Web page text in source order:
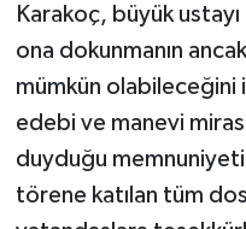
Karakoç, büyük
ona dokunmanın
mümkün
edebi ve manevi
duyduğu
törene katılan tüm